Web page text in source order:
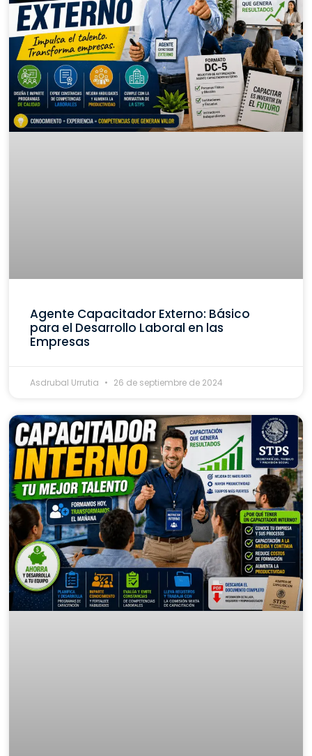
Agente Capacitador Externo: Básico
para el Desarrollo Laboral en las
Empresas
Asdrubal Urrutia 26 de septiembre de 2024